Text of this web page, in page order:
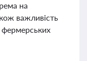
на
важливість
фермерських